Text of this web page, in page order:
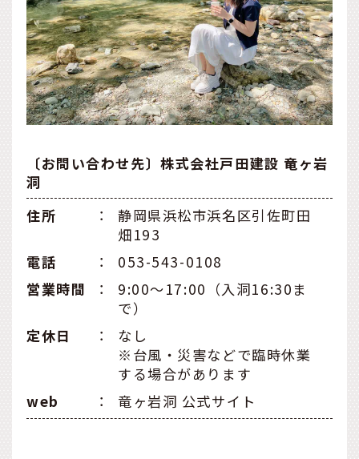
〔お問い合わせ先〕株式会社戸田建設 竜ヶ岩
洞
住所
：
静岡県浜松市浜名区引佐町田
畑193
電話
：
053-543-0108
営業時間
：
9:00〜17:00（入洞16:30ま
で）
定休日
：
なし
※台風・災害などで臨時休業
する場合があります
web
： 竜ヶ岩洞 公式サイト